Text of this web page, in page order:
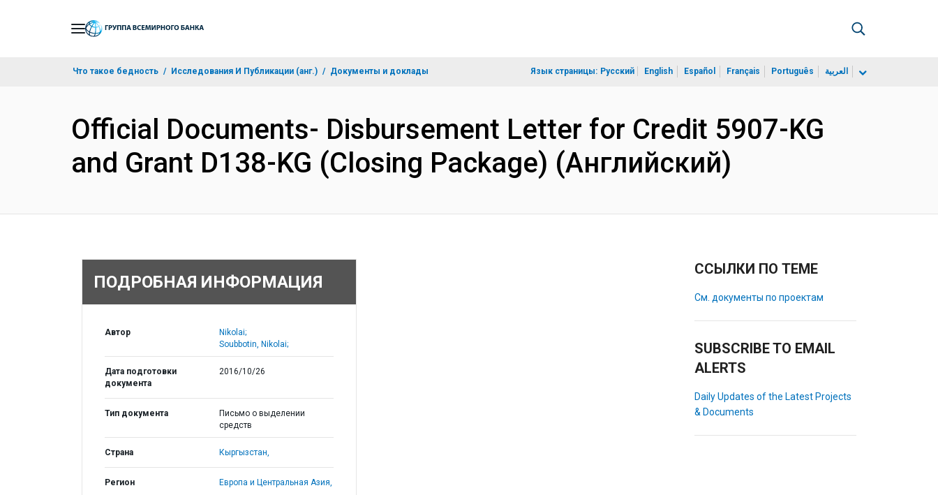
Что такое бедность Исследования И Публикации (анг.) Документы и доклады Язык страницы: Русский English Español Français Português العربية
Official Documents- Disbursement Letter for Credit 5907-KG
and Grant D138-KG (Closing Package) (Английский)
ПОДРОБНАЯ ИНФОРМАЦИЯ
Автор
Nikolai;
Soubbotin, Nikolai;
Дата подготовки
документа
2016/10/26
Тип документа
Письмо о выделении
средств
Страна Кыргызстан,
Регион Европа и Центральная Азия,
ССЫЛКИ ПО ТЕМЕ
См. документы по проектам
SUBSCRIBE TO EMAIL
ALERTS
Daily Updates of the Latest Projects
& Documents